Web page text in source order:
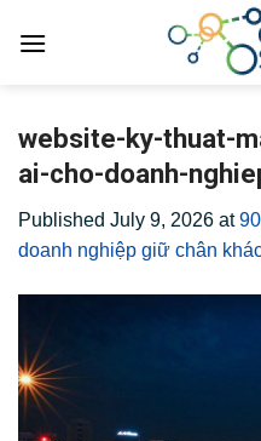
website-ky-thuat-
ai-cho-doanh-
Published July 9, 2026 at
doanh nghiệp giữ chân